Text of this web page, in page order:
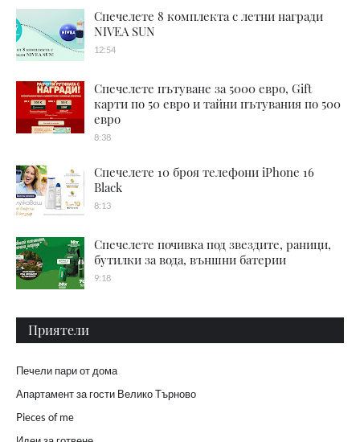
Спечелете 8 комплекта с летни награди
NIVEA SUN
12:54
Спечелете пътуване за 5000 евро, Gift
карти по 50 евро и тайни пътувания по 500
евро
8:38
Спечелете 10 броя телефони iPhone 16
Black
8:13
Спечелете почивка под звездите, раници,
бутилки за вода, външни батерии
9:18
Приятели
Печели пари от дома
Апартамент за гости Велико Търново
Pieces of me